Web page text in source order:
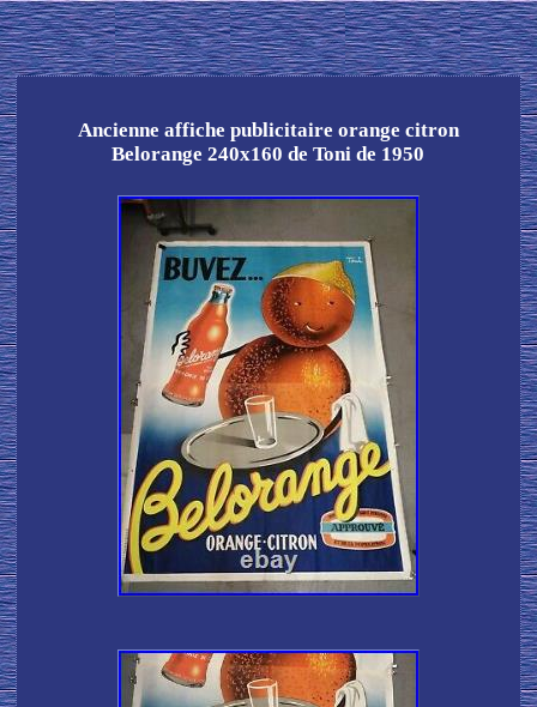
Ancienne affiche publicitaire orange citron
Belorange 240x160 de Toni de 1950